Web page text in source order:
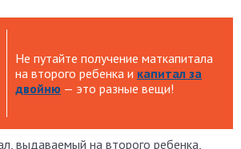
Не путайте получение маткапитала
на второго ребенка и капитал за
двойню — это разные вещи!
выдаваемый на второго ребенка,